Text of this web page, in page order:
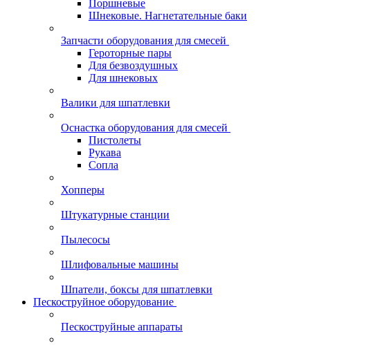
Поршневые
Шнековые. Нагнетательные баки
Запчасти оборудования для смесей
Героторные пары
Для безвоздушных
Для шнековых
Валики для шпатлевки
Оснастка оборудования для смесей
Пистолеты
Рукава
Сопла
Хопперы
Штукатурные станции
Пылесосы
Шлифовальные машины
Шпатели, боксы для шпатлевки
Пескоструйное оборудование
Пескоструйные аппараты